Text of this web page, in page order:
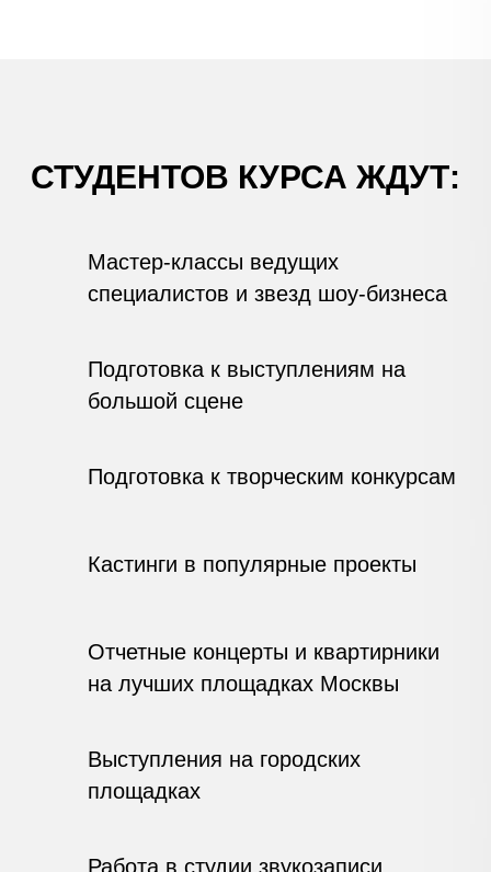
СТУДЕНТОВ КУРСА ЖДУТ:
Мастер-классы ведущих
специалистов и звезд шоу-бизнеса
Подготовка к выступлениям на
большой сцене
Подготовка к творческим конкурсам
Кастинги в популярные проекты
Отчетные концерты и квартирники
на лучших площадках Москвы
Выступления на городских
площадках
Работа в студии звукозаписи